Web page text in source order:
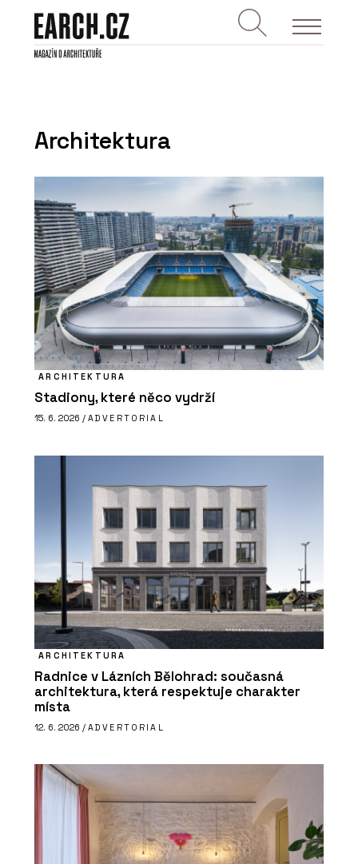
Architektura
ARCHITEKTURA
Stadiony, které něco vydrží
15. 6. 2026 / ADVERTORIAL
ARCHITEKTURA
Radnice v Lázních Bělohrad: současná
architektura, která respektuje charakter
místa
12. 6. 2026 / ADVERTORIAL